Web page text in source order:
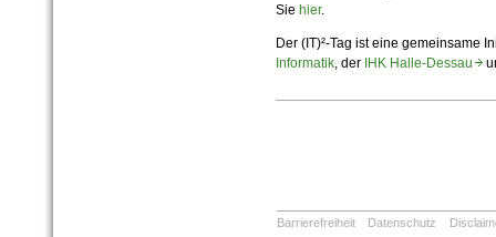
Sie hier.
Der (IT)²-Tag ist eine gemeinsame
Informatik, der IHK Halle-Dessau
Barrierefreiheit Datenschutz